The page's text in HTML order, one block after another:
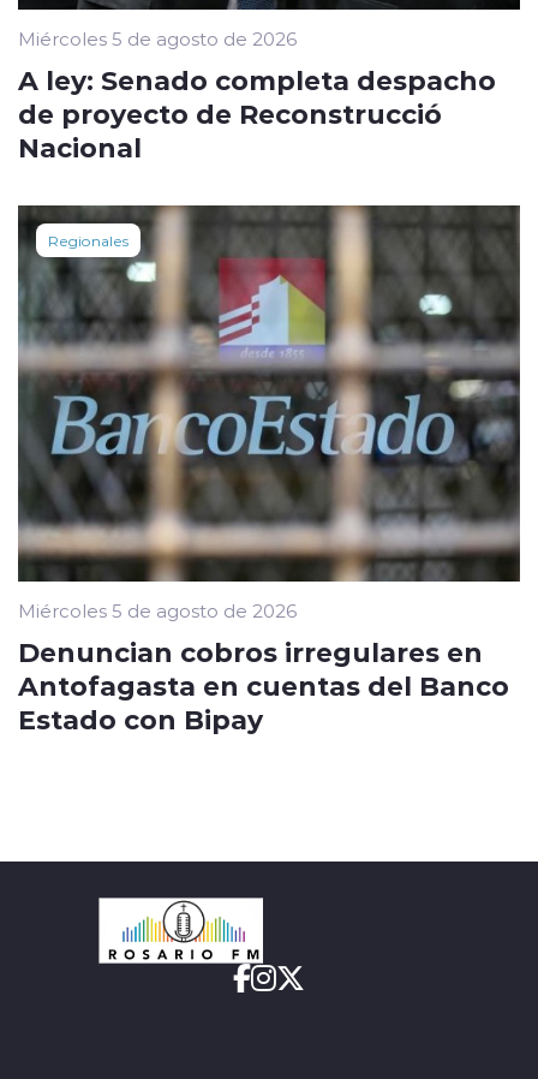
Miércoles 5 de agosto de 2026
A ley: Senado completa despacho
de proyecto de Reconstrucció
Nacional
Regionales
Miércoles 5 de agosto de 2026
Denuncian cobros irregulares en
Antofagasta en cuentas del Banco
Estado con Bipay